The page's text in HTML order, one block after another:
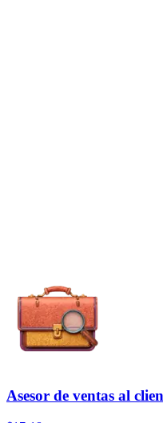
Asesor de ventas al